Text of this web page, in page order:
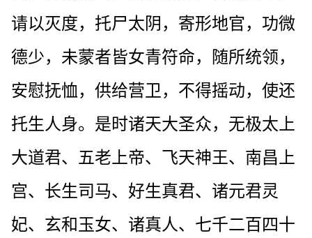
请以灭度，托尸太阴，寄形地官，功微
德少，未蒙者皆女青符命，随所统领，
安慰抚恤，供给营卫，不得摇动，使还
托生人身。是时诸天大圣众，无极太上
大道君、五老上帝、飞天神王、南昌上
宫、长生司马、好生真君、诸元君灵
妃、玄和玉女、诸真人、七千二百四十